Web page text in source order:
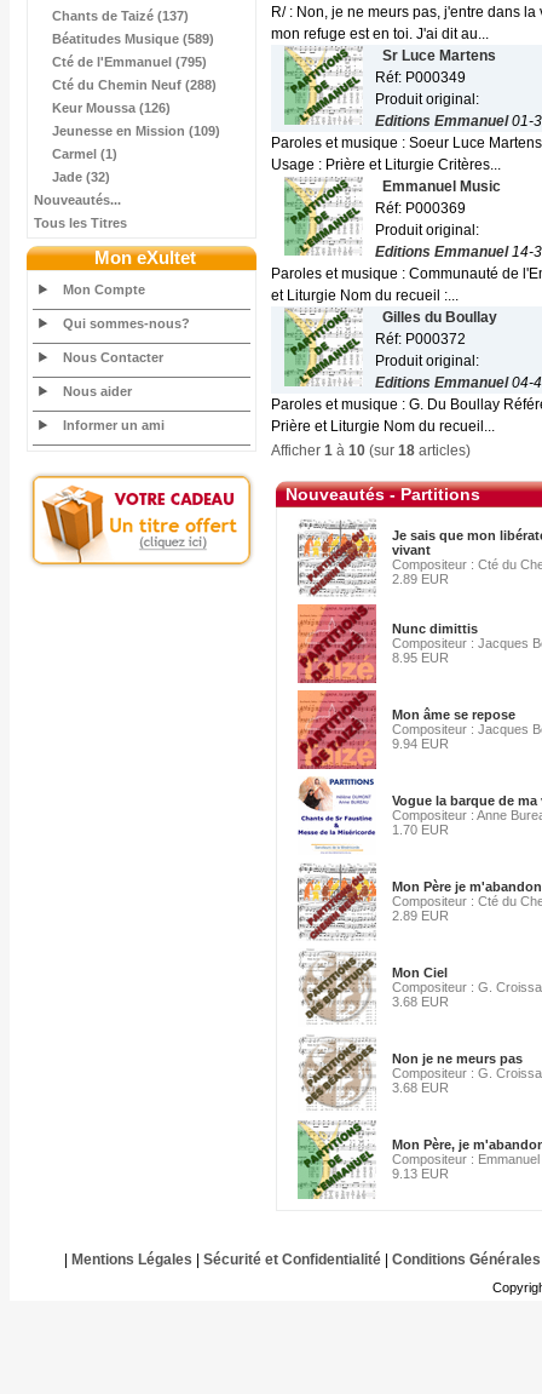
Chants de Taizé (137)
Béatitudes Musique (589)
Cté de l'Emmanuel (795)
Cté du Chemin Neuf (288)
Keur Moussa (126)
Jeunesse en Mission (109)
Carmel (1)
Jade (32)
Nouveautés...
Tous les Titres
Mon eXultet
Mon Compte
Qui sommes-nous?
Nous Contacter
Nous aider
Informer un ami
R/ : Non, je ne meurs pas, j'entre dans
mon refuge est en toi. J'ai dit au...
Sr Luce Martens
Réf: P000349
Produit original:
Editions Emmanuel01-
Paroles et musique : Soeur Luce
Usage : Prière et Liturgie Critères...
Emmanuel Music
Réf: P000369
Produit original:
Editions Emmanuel14-
Paroles et musique : Communauté de
et Liturgie Nom du recueil :...
Gilles du Boullay
Réf: P000372
Produit original:
Editions Emmanuel04-
Paroles et musique : G. Du Boullay
Prière et Liturgie Nom du recueil...
Afficher 1 à 10 (sur 18 articles)
Nouveautés - Partitions
Je sais que mon
vivant
Compositeur : Cté du
2.89 EUR
Nunc dimittis
Compositeur : Jacques
8.95 EUR
Mon âme se repose
Compositeur : Jacques
9.94 EUR
Vogue la barque de ma
Compositeur : Anne
1.70 EUR
Mon Père je
Compositeur : Cté du
2.89 EUR
Mon Ciel
Compositeur : G.
3.68 EUR
Non je ne meurs pas
Compositeur : G.
3.68 EUR
Mon Père, je
Compositeur :
9.13 EUR
Mentions Légales Sécurité et Confidentialité| Conditions Générales